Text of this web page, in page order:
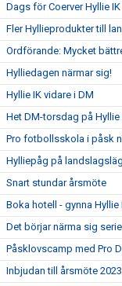
Dags för Coerver Hyllie
Fler Hyllieprodukter till
Ordförande: Mycket
Hylliedagen närmar sig!
Hyllie IK vidare i DM
Het DM-torsdag på Hyllie
Pro fotbollsskola i påsk
Hylliepåg på
Snart stundar årsmöte
Boka hotell - gynna Hyllie
Det börjar närma sig
Påsklovscamp med Pro
Inbjudan till årsmöte 2023